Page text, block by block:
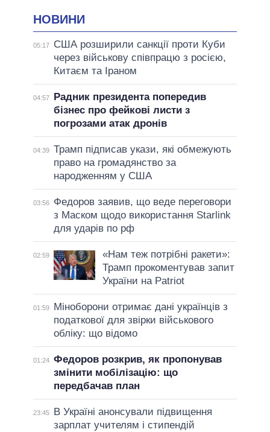
НОВИНИ
05:17
США розширили санкції проти Куби
через військову співпрацю з росією,
Китаєм та Іраном
04:57
Радник президента попередив
бізнес про фейкові листи з
погрозами атак дронів
04:39 Трамп підписав укази, які обмежують
право на громадянство за
народженням у США
03:56
Федоров заявив, що веде переговори
з Маском щодо використання Starlink
для ударів по рф
02:59
«Нам теж потрібні ракети»:
Трамп прокоментував запит
України на Patriot
01:59
Міноборони отримає дані українців з
податкової для звірки військового
обліку: що відомо
01:24 Федоров розкрив, як пропонував
змінити мобілізацію: що
передбачав план
23:45
В Україні анонсували підвищення
зарплат учителям і стипендій